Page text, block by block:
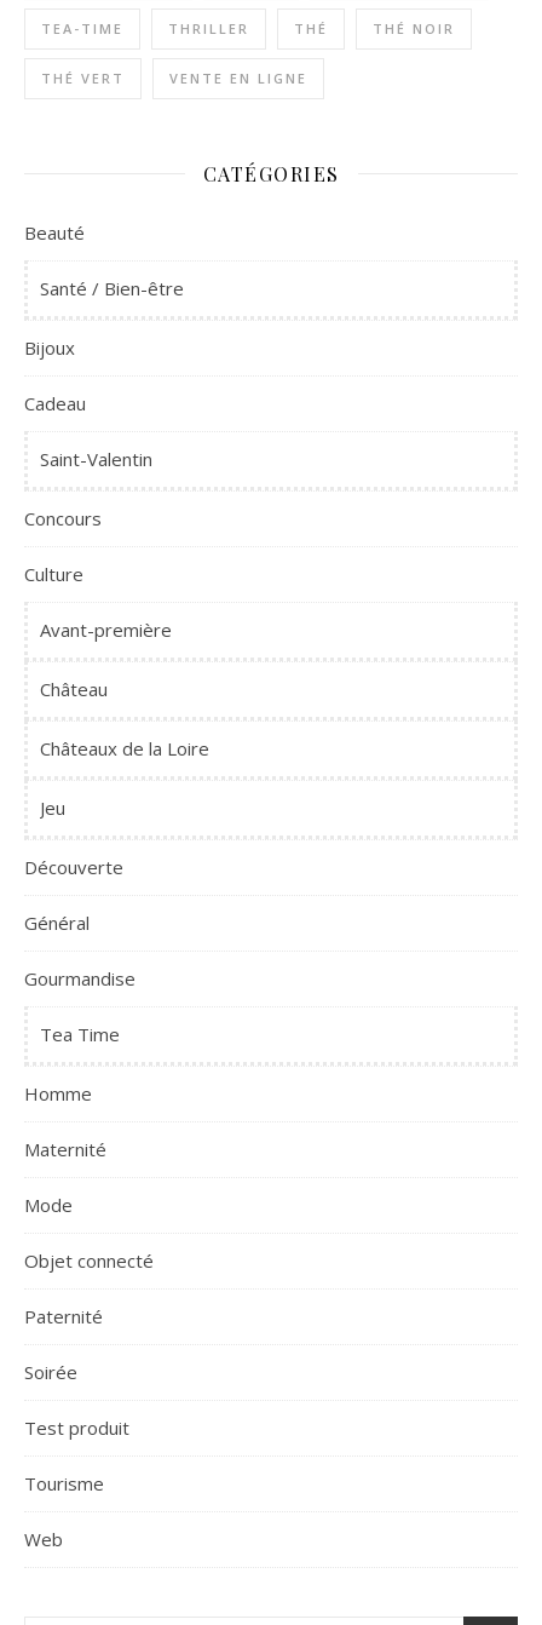
TEA-TIME THRILLER THÉ THÉ NOIR
THÉ VERT VENTE EN LIGNE
CATÉGORIES
Beauté
Santé / Bien-être
Bijoux
Cadeau
Saint-Valentin
Concours
Culture
Avant-première
Château
Châteaux de la Loire
Jeu
Découverte
Général
Gourmandise
Tea Time
Homme
Maternité
Mode
Objet connecté
Paternité
Soirée
Test produit
Tourisme
Web